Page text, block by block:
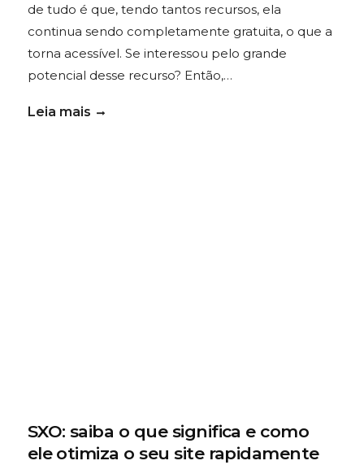
de tudo é que, tendo tantos recursos, ela
continua sendo completamente gratuita, o que a
torna acessível. Se interessou pelo grande
potencial desse recurso? Então,…
Leia mais
SXO: saiba o que significa e como
ele otimiza o seu site rapidamente